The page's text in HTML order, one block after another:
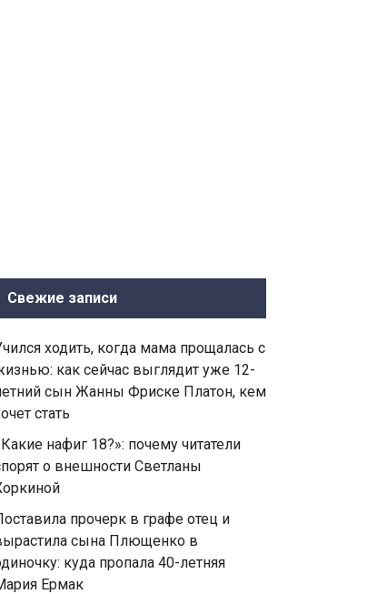
Свежие записи
ходить, когда мама прощалась с
как сейчас выглядит уже 12-
сын Жанны Фриске Платон, кем
стать
нафиг 18?»: почему читатели
о внешности Светланы
прочерк в графе отец и
сына Плющенко в
куда пропала 40-летняя
Ермак